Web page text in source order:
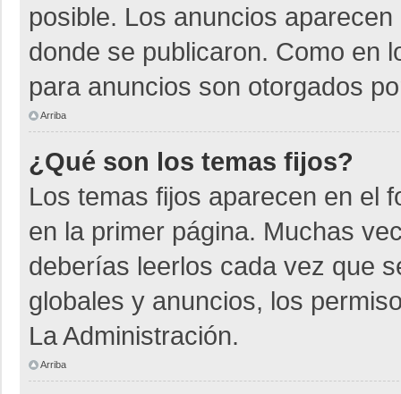
posible. Los anuncios
donde se publicaron. Como en
para anuncios son otorgados
Arriba
¿Qué son los temas fijos?
Los temas fijos aparecen en el
en la primer página. Muchas
deberías leerlos cada vez que
globales y anuncios, los
La Administración.
Arriba